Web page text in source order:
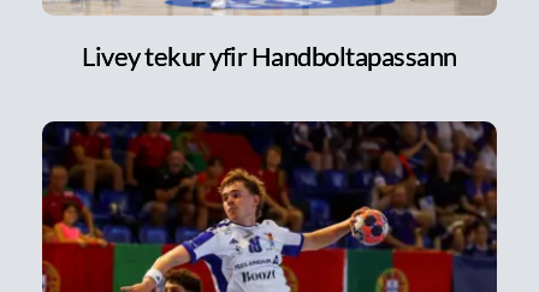
Livey tekur yfir Handboltapassann